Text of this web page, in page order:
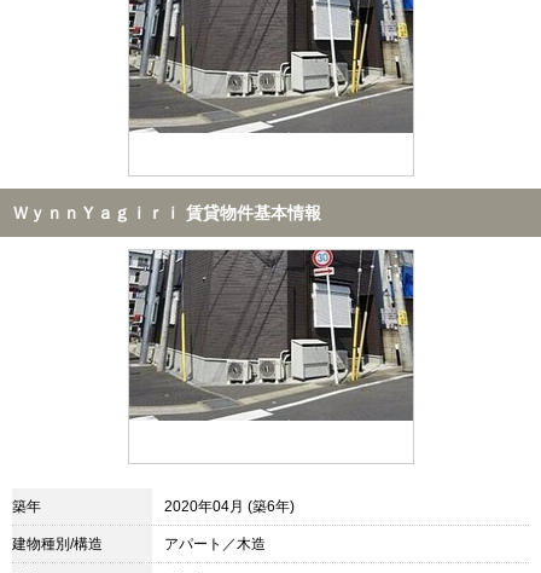
ＷｙｎｎＹａｇｉｒｉ 賃貸物件基本情報
築年 2020年04月 (築6年)
建物種別/構造 アパート／木造